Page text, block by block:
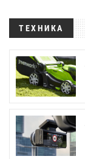
ТЕХНИКА